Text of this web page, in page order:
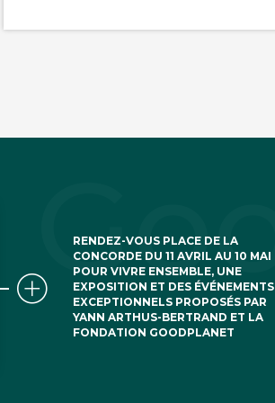
RENDEZ-VOUS PLACE DE LA
CONCORDE DU 11 AVRIL AU 10 MAI
POUR VIVRE ENSEMBLE, UNE
EXPOSITION ET DES ÉVÉNEMENTS
EXCEPTIONNELS PROPOSÉS PAR
YANN ARTHUS-BERTRAND ET LA
FONDATION GOODPLANET